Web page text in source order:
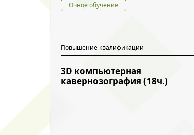
Очное обучение
Повышение квалификации
3D компьютерная
кавернозография (18ч.)